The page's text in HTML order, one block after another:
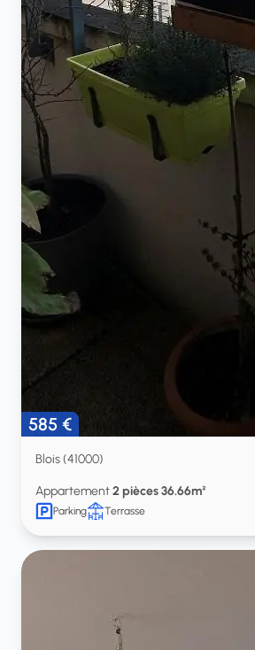
585 €
Blois (41000)
Appartement2 pièces 36.66m²
Parking Terrasse